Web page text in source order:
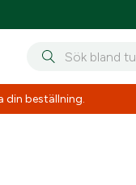
din beställning.